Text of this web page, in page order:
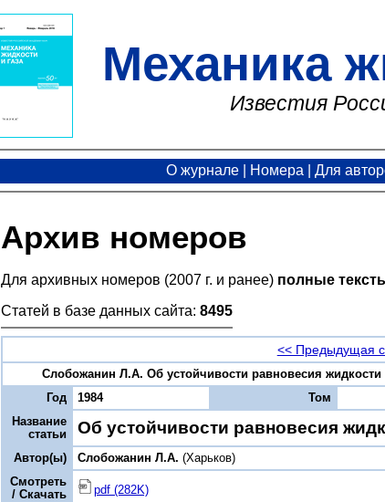
Механика
Известия
О журнале Номера Для
Архив номеров
Для архивных номеров (2007 г. и ранее) полные
Статей в базе данных сайта: 8495
<< Предыдущая
Слобожанин Л.А. Об устойчивости равновесия
Год
1984 Том
Название
статьи
Об устойчивости равновесия
Автор(ы) Слобожанин Л.А. (Харьков)
Смотреть
/ Скачать
pdf (282K)